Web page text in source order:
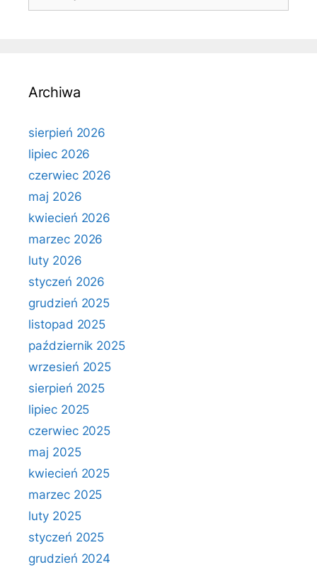
Archiwa
sierpień 2026
lipiec 2026
czerwiec 2026
maj 2026
kwiecień 2026
marzec 2026
luty 2026
styczeń 2026
grudzień 2025
listopad 2025
październik 2025
wrzesień 2025
sierpień 2025
lipiec 2025
czerwiec 2025
maj 2025
kwiecień 2025
marzec 2025
luty 2025
styczeń 2025
grudzień 2024